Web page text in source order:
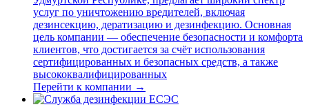
услуг по уничтожению вредителей, включая
дезинсекцию, дератизацию и дезинфекцию. Основная
цель компании — обеспечение безопасности и комфорта
клиентов, что достигается за счёт использования
сертифицированных и безопасных средств, а также
высококвалифицированных
Перейти к компании →